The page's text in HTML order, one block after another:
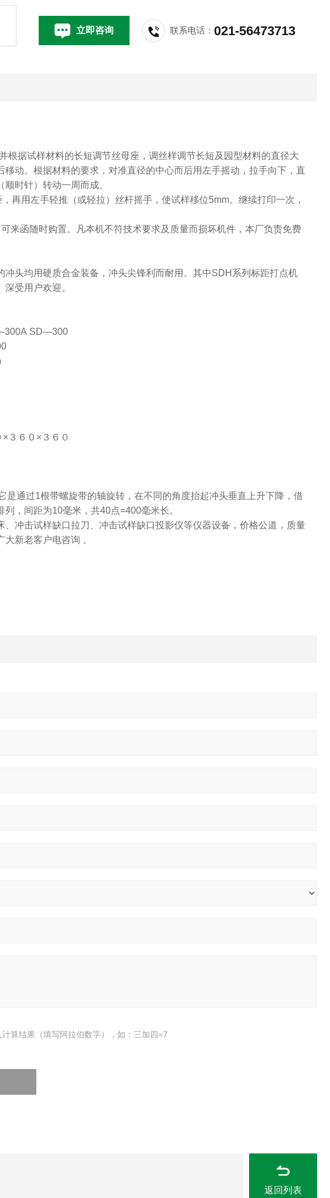
立即咨询 联系电话：021-56473713
根据试样材料的长短调节丝母座，调丝样调节长短及园型材料的直径大
动。根据材料的要求，对准直径的中心而后用左手摇动，拉手向下，直
时针）转动一周而成。
再用左手轻推（或轻拉）丝杆摇手，使试样移位5mm。继续打印一次，
来函随时购置。凡本机不符技术要求及质量而损坏机件，本厂负责免费
头均用硬质合金装备，冲头尖锋利而耐用。其中SDH系列标距打点机
受用户欢迎。
SD—300
×３６０×３６０
是通过1根带螺旋带的轴旋转，在不同的角度抬起冲头垂直上升下降，借
，间距为10毫米，共40点=400毫米长。
、冲击试样缺口拉刀、冲击试样缺口投影仪等仪器设备，价格公道，质量
新老客户电咨询 。
计算结果（填写阿拉伯数字），如：三加四=7
返回列表